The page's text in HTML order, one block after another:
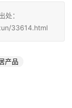
处：
33614.html
产品